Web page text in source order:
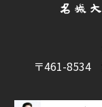
〒461-8534